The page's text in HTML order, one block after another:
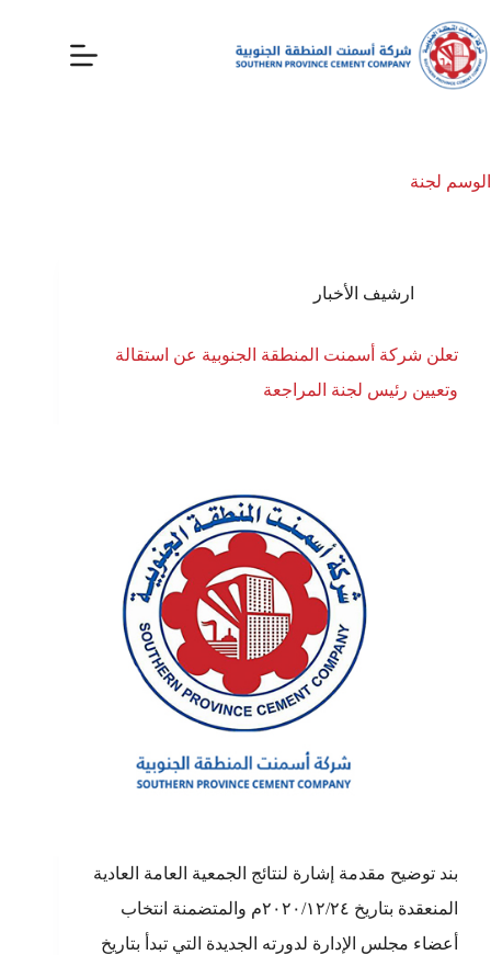
الوسم لجنة
ارشيف الأخبار
تعلن شركة أسمنت المنطقة الجنوبية عن استقالة
وتعيين رئيس لجنة المراجعة
بند توضيح مقدمة إشارة لنتائج الجمعية العامة العادية
المنعقدة بتاريخ ٢٠٢٠/١٢/٢٤م والمتضمنة انتخاب
أعضاء مجلس الإدارة لدورته الجديدة التي تبدأ بتاريخ